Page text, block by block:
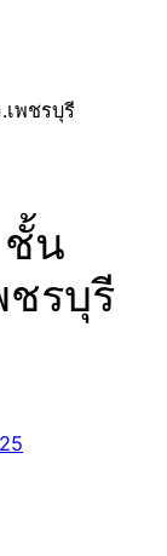
น
ชรบุรี